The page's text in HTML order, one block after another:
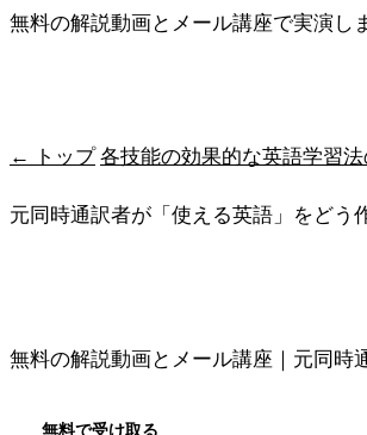
無料の解説動画とメール講座で実演し
← トップ 各技能の効果的な英語学習
元同時通訳者が「使える英語」をどう
無料の解説動画とメール講座｜元同時
無料で受け取る